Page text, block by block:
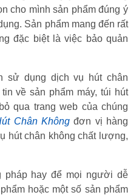
cho mình sản phẩm đúng ý
Sản phẩm mang đến rất
đặc biệt là việc bảo quản
sử dụng dịch vụ hút chân
về sản phẩm máy, túi hút
qua trang web của chúng
Chân Khôngđơn vị hàng
hút chân không chất lượng,
pháp hay để mọi người dễ
hoặc một số sản phẩm